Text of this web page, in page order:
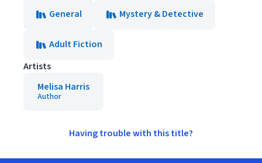
General
Mystery & Detective
Adult Fiction
Artists
Melisa Harris
Author
Having trouble with this title?